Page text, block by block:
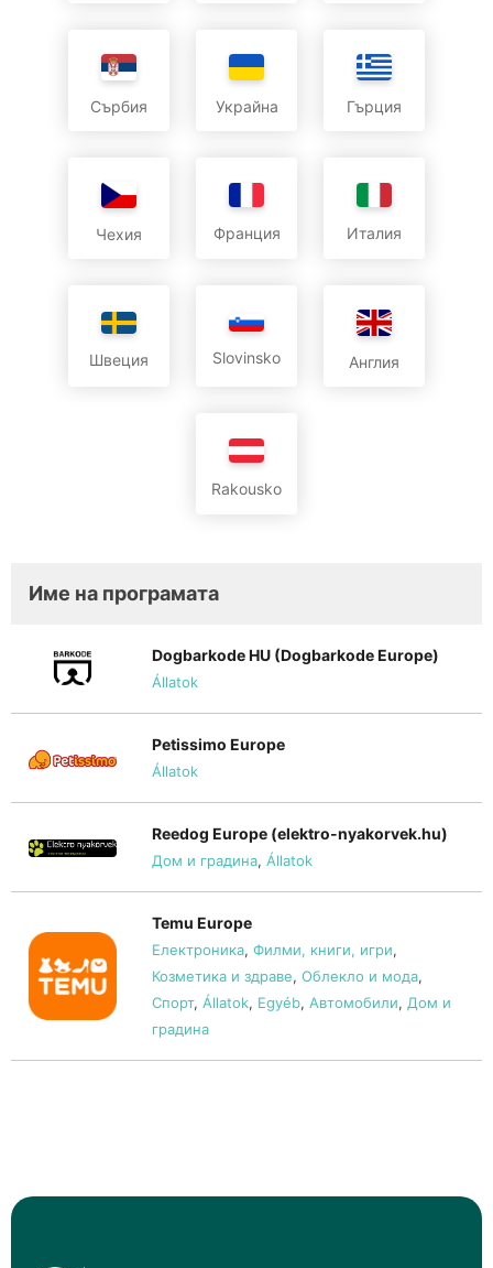
Сърбия Украйна Гърция
Чехия Франция Италия
Швеция Slovinsko Англия
Rakousko
Име на програмата
Dogbarkode HU (Dogbarkode Europe)
Állatok
Petissimo Europe
Állatok
Reedog Europe (elektro-nyakorvek.hu)
Дом и градина, Állatok
Temu Europe
Електроника, Филми, книги, игри,
Козметика и здраве, Облекло и мода,
Спорт, Állatok, Egyéb, Автомобили, Дом и
градина